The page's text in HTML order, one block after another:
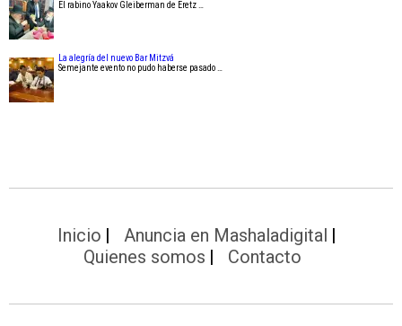
El rabino Yaakov Gleiberman de Eretz …
La alegría del nuevo Bar Mitzvá
Semejante evento no pudo haberse pasado …
Inicio
Anuncia en Mashaladigital
Quienes somos
Contacto